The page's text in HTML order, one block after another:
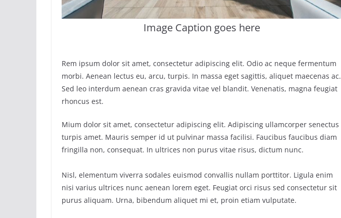
Image Caption goes here
Rem ipsum dolor sit amet, consectetur adipiscing elit. Odio ac neque fermentum
morbi. Aenean lectus eu, arcu, turpis. In massa eget sagittis, aliquet maecenas ac.
Sed leo interdum aenean cras gravida vitae vel blandit. Venenatis, magna feugiat
rhoncus est.
Mium dolor sit amet, consectetur adipiscing elit. Adipiscing ullamcorper senectus
turpis amet. Mauris semper id ut pulvinar massa facilisi. Faucibus faucibus diam
fringilla non, consequat. In ultrices non purus vitae risus, dictum nunc.
Nisl, elementum viverra sodales euismod convallis nullam porttitor. Ligula enim
nisi varius ultrices nunc aenean lorem eget. Feugiat orci risus sed consectetur sit
purus aliquam. Urna, bibendum aliquet mi et, proin etiam vulputate.